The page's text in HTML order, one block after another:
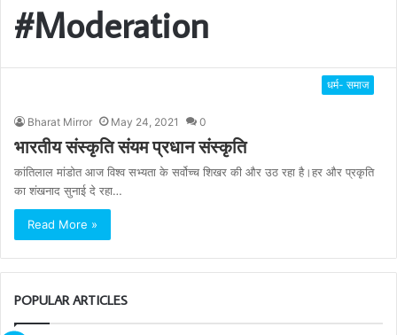
#Moderation
धर्म- समाज
Bharat Mirror May 24, 2021 0
भारतीय संस्कृति संयम प्रधान संस्कृति
कांतिलाल मांडोत आज विश्व सभ्यता के सर्वोच्च शिखर की और उठ रहा है।हर और प्रकृति
का शंखनाद सुनाई दे रहा…
Read More »
POPULAR ARTICLES